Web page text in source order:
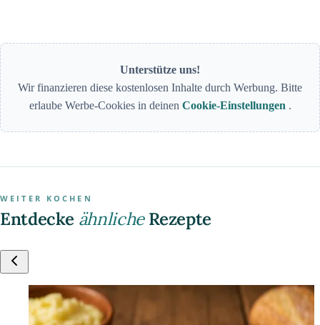
Unterstütze uns!
Wir finanzieren diese kostenlosen Inhalte durch Werbung. Bitte
erlaube Werbe-Cookies in deinen Cookie-Einstellungen .
WEITER KOCHEN
Entdecke ähnlicheRezepte